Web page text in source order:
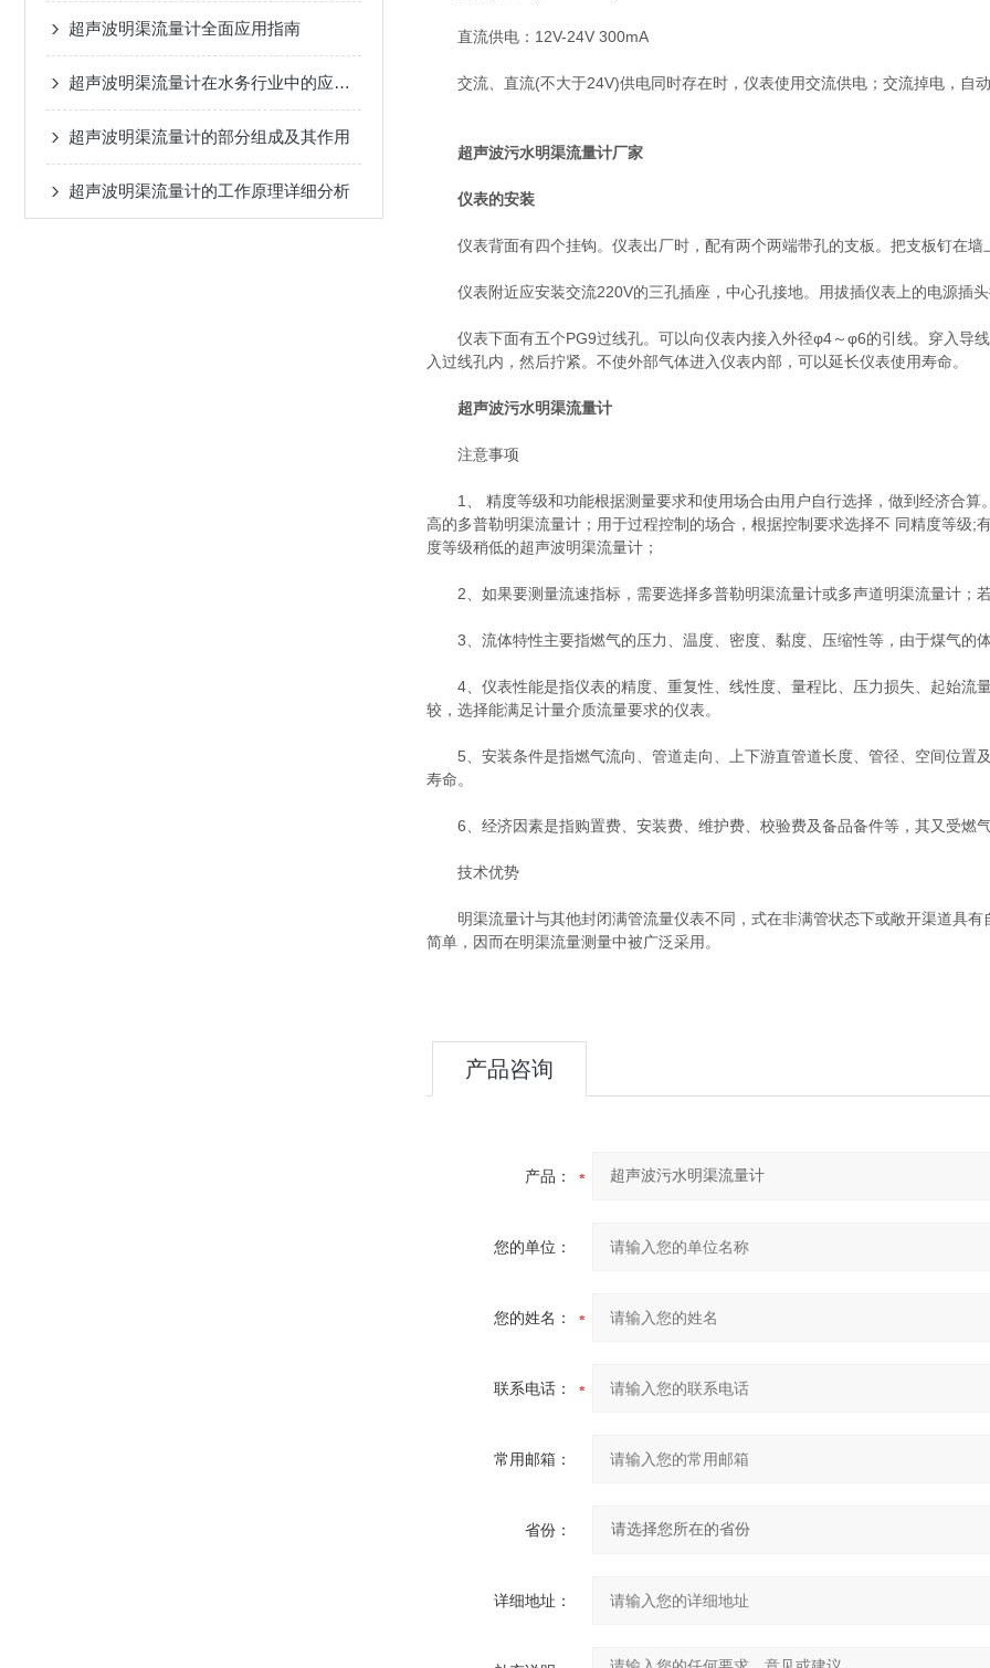
超声波明渠流量计全面应用指南
超声波明渠流量计在水务行业中的应用前景
超声波明渠流量计的部分组成及其作用
超声波明渠流量计的工作原理详细分析
直流供电：12V-24V 300mA
交流、直流(不大于24V)供电同时存在时，仪表使用交流供电；交流掉电，自动
超声波污水明渠流量计厂家
仪表的安装
仪表背面有四个挂钩。仪表出厂时，配有两个两端带孔的支板。把支板钉在墙
仪表附近应安装交流220V的三孔插座，中心孔接地。用拔插仪表上的电源插头
仪表下面有五个PG9过线孔。可以向仪表内接入外径φ4～φ6的引线。穿入导
入过线孔内，然后拧紧。不使外部气体进入仪表内部，可以延长仪表使用寿命。
超声波污水明渠流量计
注意事项
1、 精度等级和功能根据测量要求和使用场合由用户自行选择，做到经济合算
高的多普勒明渠流量计；用于过程控制的场合，根据控制要求选择不 同精度等级;
度等级稍低的超声波明渠流量计；
2、如果要测量流速指标，需要选择多普勒明渠流量计或多声道明渠流量计；
3、流体特性主要指燃气的压力、温度、密度、黏度、压缩性等，由于煤气的体
4、仪表性能是指仪表的精度、重复性、线性度、量程比、压力损失、起始流
较，选择能满足计量介质流量要求的仪表。
5、安装条件是指燃气流向、管道走向、上下游直管道长度、管径、空间位置
寿命。
6、经济因素是指购置费、安装费、维护费、校验费及备品备件等，其又受燃
技术优势
明渠流量计与其他封闭满管流量仪表不同，式在非满管状态下或敞开渠道具有
简单，因而在明渠流量测量中被广泛采用。
产品咨询
产品：
您的单位：
您的姓名：
联系电话：
常用邮箱：
省份：
详细地址：